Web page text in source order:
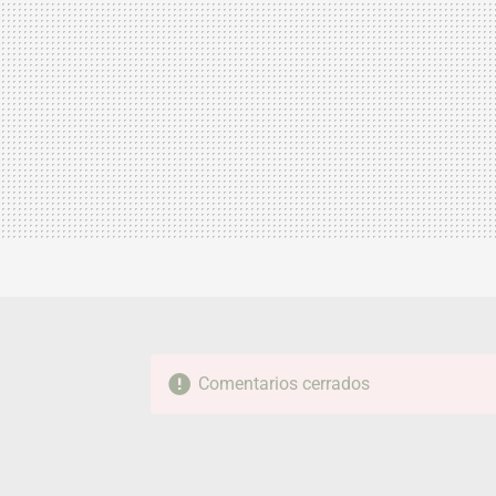
Comentarios cerrados